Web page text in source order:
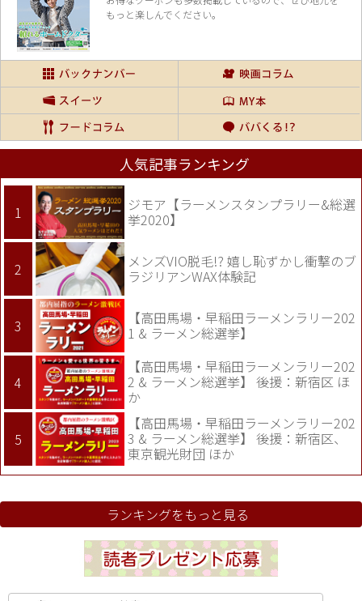
もっと楽しんでください。
人気記事ランキング
ジモア【ラーメンスタンプラリー&総選
挙2020】
メンズVIO脱毛!? 嬉し恥ずかし衝撃のブ
ラジリアンWAX体験記
【高田馬場・早稲田ラーメンラリー202
1 & ラーメン総選挙】
【高田馬場・早稲田ラーメンラリー202
2 & ラーメン総選挙】 後援：新宿区 ほ
か
【高田馬場・早稲田ラーメンラリー202
3 & ラーメン総選挙】 後援：新宿区、
東京観光財団 ほか
ランキングをもっと見る